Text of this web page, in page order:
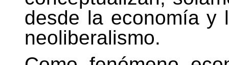
desde la economía y
neoliberalismo.